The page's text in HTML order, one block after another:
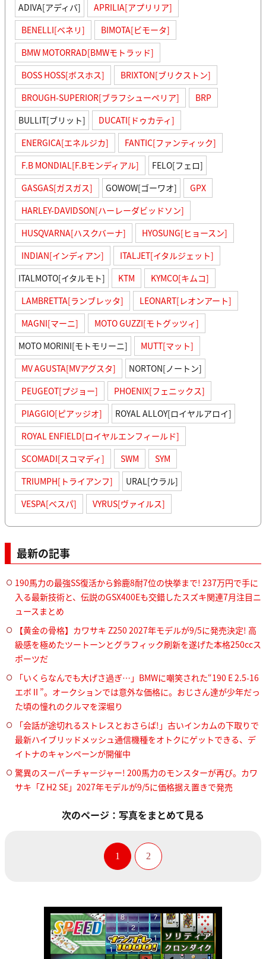
ADIVA[アディバ]
APRILIA[アプリリア]
BENELLI[ベネリ]
BIMOTA[ビモータ]
BMW MOTORRAD[BMWモトラッド]
BOSS HOSS[ボスホス]
BRIXTON[ブリクストン]
BROUGH-SUPERIOR[ブラフシューペリア]
BRP
BULLIT[ブリット]
DUCATI[ドゥカティ]
ENERGICA[エネルジカ]
FANTIC[ファンティック]
F.B MONDIAL[F.Bモンディアル]
FELO[フェロ]
GASGAS[ガスガス]
GOWOW[ゴーワオ]
GPX
HARLEY-DAVIDSON[ハーレーダビッドソン]
HUSQVARNA[ハスクバーナ]
HYOSUNG[ヒョースン]
INDIAN[インディアン]
ITALJET[イタルジェット]
ITALMOTO[イタルモト]
KTM
KYMCO[キムコ]
LAMBRETTA[ランブレッタ]
LEONART[レオンアート]
MAGNI[マーニ]
MOTO GUZZI[モトグッツィ]
MOTO MORINI[モトモリーニ]
MUTT[マット]
MV AGUSTA[MVアグスタ]
NORTON[ノートン]
PEUGEOT[プジョー]
PHOENIX[フェニックス]
PIAGGIO[ピアッジオ]
ROYAL ALLOY[ロイヤルアロイ]
ROYAL ENFIELD[ロイヤルエンフィールド]
SCOMADI[スコマディ]
SWM
SYM
TRIUMPH[トライアンフ]
URAL[ウラル]
VESPA[ベスパ]
VYRUS[ヴァイルス]
最新の記事
190馬力の最強SS復活から鈴鹿8耐7位の快挙まで! 237万円で手に
入る最新技術と、伝説のGSX400Eも交錯したスズキ関連7月注目ニ
ュースまとめ
【黄金の骨格】カワサキ Z250 2027年モデルが9/5に発売決定! 高
級感を極めたツートーンとグラフィック刷新を遂げた本格250ccス
ポーツだ
「いくらなんでも大げさ過ぎ…」BMWに嘲笑された“190 E 2.5-16
エボⅡ”。オークションでは意外な価格に。おじさん達が少年だっ
た頃の憧れのクルマを深堀り
「会話が途切れるストレスとおさらば!」古いインカムの下取りで
最新ハイブリッドメッシュ通信機種をオトクにゲットできる、デ
イトナのキャンペーンが開催中
驚異のスーパーチャージャー! 200馬力のモンスターが再び。カワ
サキ「Z H2 SE」2027年モデルが9/5に価格据え置きで発売
次のページ：写真をまとめて見る
1 2